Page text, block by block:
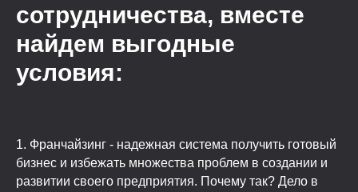
сотрудничества, вместе
найдем выгодные
условия:
1. Франчайзинг - надежная система получить готовый
бизнес и избежать множества проблем в создании и
развитии своего предприятия. Почему так? Дело в